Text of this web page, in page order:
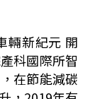
輛新紀元 開
科國際所智
在節能減碳